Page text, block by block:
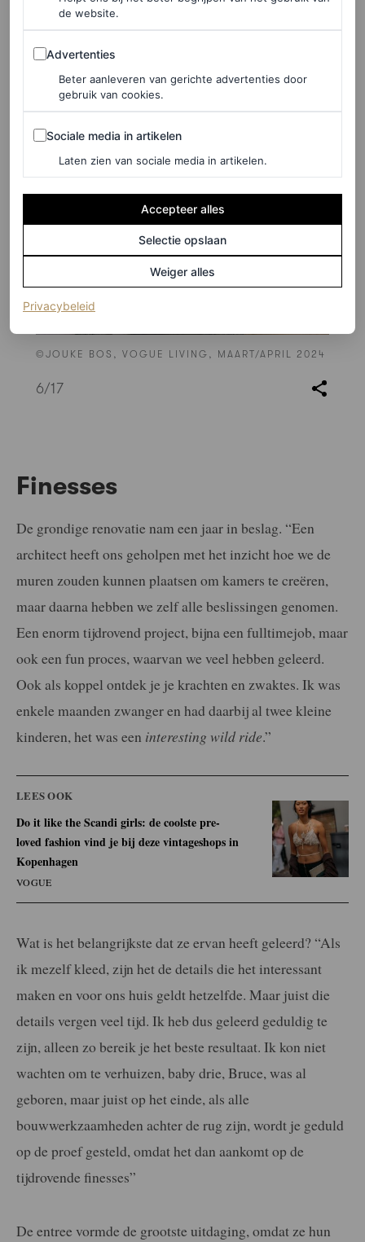
©JOUKE BOS, VOGUE LIVING, MAART/APRIL 2024
6/17
Finesses
De grondige renovatie nam een jaar in beslag. “Een
architect heeft ons geholpen met het inzicht hoe we de
muren zouden kunnen plaatsen om kamers te creëren,
maar daarna hebben we zelf alle beslissingen genomen.
Een enorm tijdrovend project, bijna een fulltimejob, maar
ook een fun proces, waarvan we veel hebben geleerd.
Ook als koppel ontdek je je krachten en zwaktes. Ik was
enkele maanden zwanger en had daarbij al twee kleine
kinderen, het was een interesting wild ride.”
LEES OOK
Do it like the Scandi girls: de coolste pre-
loved fashion vind je bij deze vintageshops in
Kopenhagen
VOGUE
Wat is het belangrijkste dat ze ervan heeft geleerd? “Als
ik mezelf kleed, zijn het de details die het interessant
maken en voor ons huis geldt hetzelfde. Maar juist die
details vergen veel tijd. Ik heb dus geleerd geduldig te
zijn, alleen zo bereik je het beste resultaat. Ik kon niet
wachten om te verhuizen, baby drie, Bruce, was al
geboren, maar juist op het einde, als alle
bouwwerkzaamheden achter de rug zijn, wordt je geduld
op de proef gesteld, omdat het dan aankomt op de
tijdrovende finesses”
De entree vormde de grootste uitdaging, omdat ze hun
de website.
Advertenties
Advertenties
Beter aanleveren van gerichte advertenties door
gebruik van cookies.
Sociale media in artikelen
Sociale media in artikelen
Laten zien van sociale media in artikelen.
Accepteer alles
Selectie opslaan
Weiger alles
Privacybeleid